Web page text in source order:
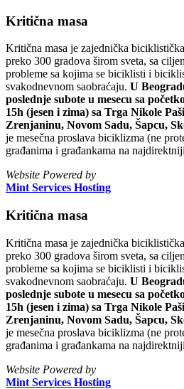
Kritična masa
Kritična masa je zajednička
preko 300 gradova širom sveta, sa
probleme sa kojima se biciklisti i
svakodnevnom saobraćaju. U
poslednje subote u mesecu sa
15h (jesen i zima) sa Trga Nikole
Zrenjaninu, Novom Sadu, Šapcu,
je mesečna proslava biciklizma (ne
građanima i građankama na
Website Powered by
Mint Services Hosting
Kritična masa
Kritična masa je zajednička
preko 300 gradova širom sveta, sa
probleme sa kojima se biciklisti i
svakodnevnom saobraćaju. U
poslednje subote u mesecu sa
15h (jesen i zima) sa Trga Nikole
Zrenjaninu, Novom Sadu, Šapcu,
je mesečna proslava biciklizma (ne
građanima i građankama na
Website Powered by
Mint Services Hosting